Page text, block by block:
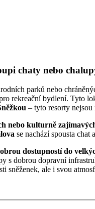
chaty nebo
parků nebo
rekreační bydlení. Tyto
– tyto resorty
nebo kulturně
se nachází spousta chat
dostupností do
s dobrou dopravní
sněženek, ale i svou